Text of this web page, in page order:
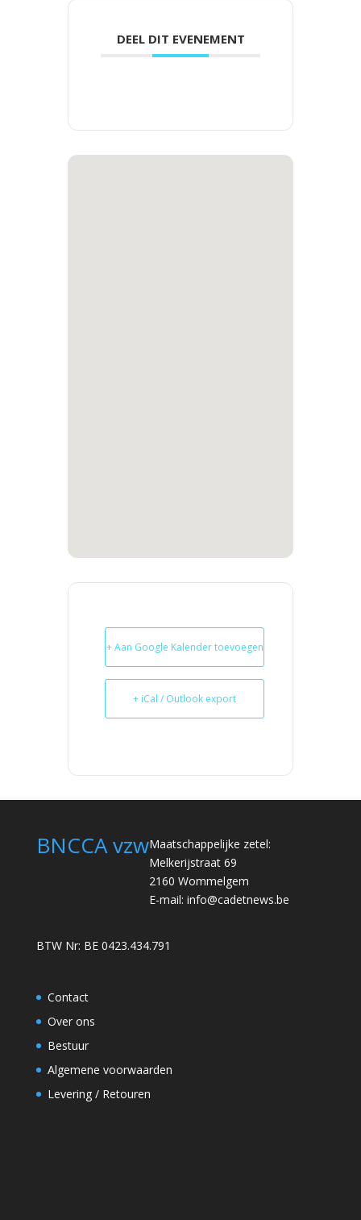
DEEL DIT EVENEMENT
+ Aan Google Kalender toevoegen
+ iCal / Outlook export
BNCCA vzwMaatschappelijke zetel:
Melkerijstraat 69
2160 Wommelgem
E-mail: info@cadetnews.be
BTW Nr: BE 0423.434.791
Contact
Over ons
Bestuur
Algemene voorwaarden
Levering / Retouren